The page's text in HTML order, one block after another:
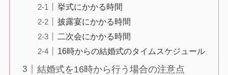
挙式にかかる時間
披露宴にかかる時間
二次会にかかる時間
16時からの結婚式のタイムスケジュール
結婚式を16時から行う場合の注意点